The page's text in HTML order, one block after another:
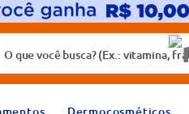
(Ex.: vitamina, fralda)
2º
fralda